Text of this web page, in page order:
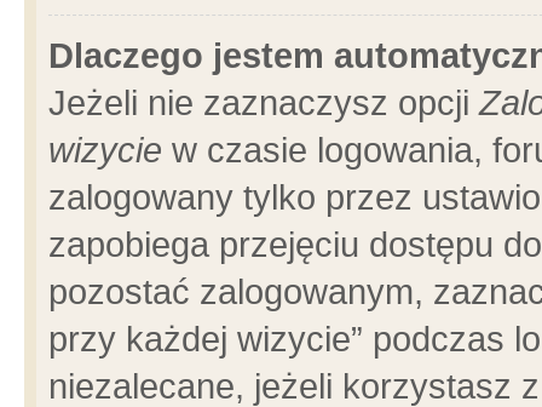
Dlaczego jestem
Jeżeli nie zaznaczysz opcji
wizycie w czasie logowania,
zalogowany tylko przez
zapobiega przejęciu dostępu
pozostać zalogowanym,
przy każdej wizycie” podczas
niezalecane, jeżeli korzystasz